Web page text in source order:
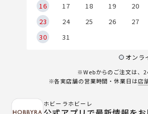
16
17 18 19 20
23
24 25 26 27
30
31
オンラ
※Webからのご注文は、
※各実店舗の営業時間・休業日は店
ホビーラホビーレ